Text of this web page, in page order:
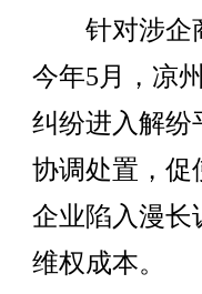
针对涉企商
今年5月，凉
纠纷进入解纷
协调处置，促
企业陷入漫长
维权成本。